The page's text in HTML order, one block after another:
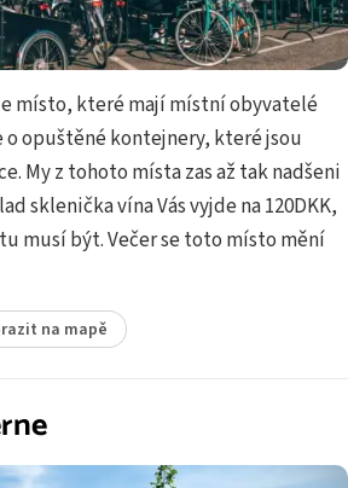
místo, které mají místní obyvatelé
o opuštěné kontejnery, které jsou
My z tohoto místa zas až tak nadšeni
sklenička vína Vás vyjde na 120DKK,
musí být. Večer se toto místo mění
na mapě